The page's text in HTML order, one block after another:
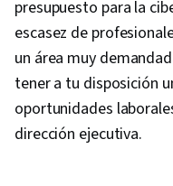
presupuesto para la
escasez de
un área muy
tener a tu disposición
oportunidades
dirección ejecutiva.